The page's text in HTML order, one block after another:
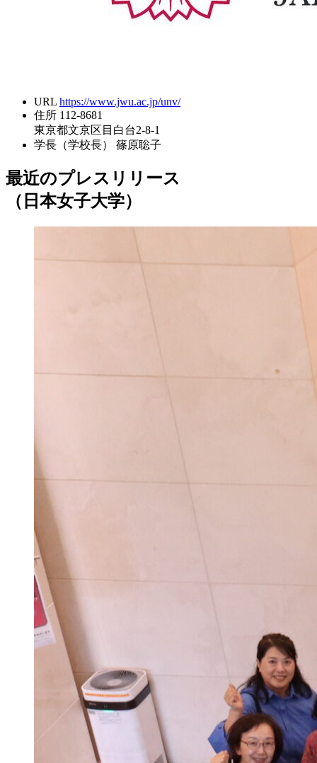
URL https://www.jwu.ac.jp/unv/
住所 112-8681
東京都文京区目白台2-8-1
学長（学校長）
篠原聡子
最近のプレスリリース
（日本女子大学）